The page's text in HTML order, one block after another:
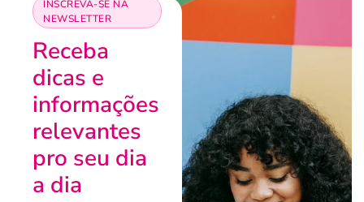
INSCREVA-SE NA
NEWSLETTER
Receba
dicas e
informações
relevantes
pro seu dia
a dia